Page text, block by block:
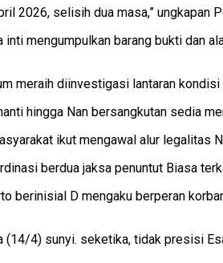
2026, selisih dua masa,” ungkapan
mengumpulkan barang bukti dan
meraih diinvestigasi lantaran kondisi
hingga Nan bersangkutan sedia
ikut mengawal alur legalitas
berdua jaksa penuntut Biasa
D mengaku berperan
4) sunyi. seketika, tidak presisi